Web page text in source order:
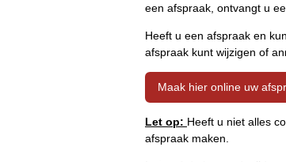
een afspraak, ontvangt u
Heeft u een afspraak en
afspraak kunt wijzigen of
Maak hier online uw
Let op: Heeft u niet alles
afspraak maken.